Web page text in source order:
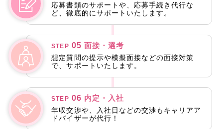
応募書類のサポートや、応募手続き代行な
ど、徹底的にサポートいたします。
STEP 05 面接・選考
想定質問の提示や模擬面接などの面接対策
で、サポートいたします。
STEP 06 内定・入社
年収交渉や、入社日などの交渉もキャリアア
ドバイザーが代行！